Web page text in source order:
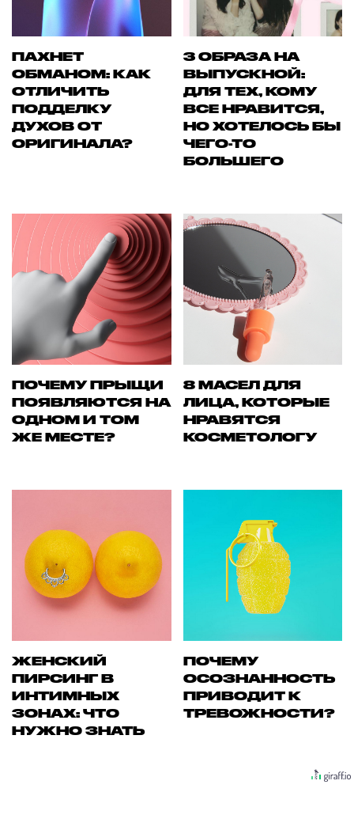
ПАХНЕТ
ОБМАНОМ: КАК
ОТЛИЧИТЬ
ПОДДЕЛКУ
ДУХОВ ОТ
ОРИГИНАЛА?
3 ОБРАЗА НА
ВЫПУСКНОЙ:
ДЛЯ ТЕХ, КОМУ
ВСЕ НРАВИТСЯ,
НО ХОТЕЛОСЬ БЫ
ЧЕГО-ТО
БОЛЬШЕГО
ПОЧЕМУ ПРЫЩИ
ПОЯВЛЯЮТСЯ НА
ОДНОМ И ТОМ
ЖЕ МЕСТЕ?
8 МАСЕЛ ДЛЯ
ЛИЦА, КОТОРЫЕ
НРАВЯТСЯ
КОСМЕТОЛОГУ
ЖЕНСКИЙ
ПИРСИНГ В
ИНТИМНЫХ
ЗОНАХ: ЧТО
НУЖНО ЗНАТЬ
ПОЧЕМУ
ОСОЗНАННОСТЬ
ПРИВОДИТ К
ТРЕВОЖНОСТИ?